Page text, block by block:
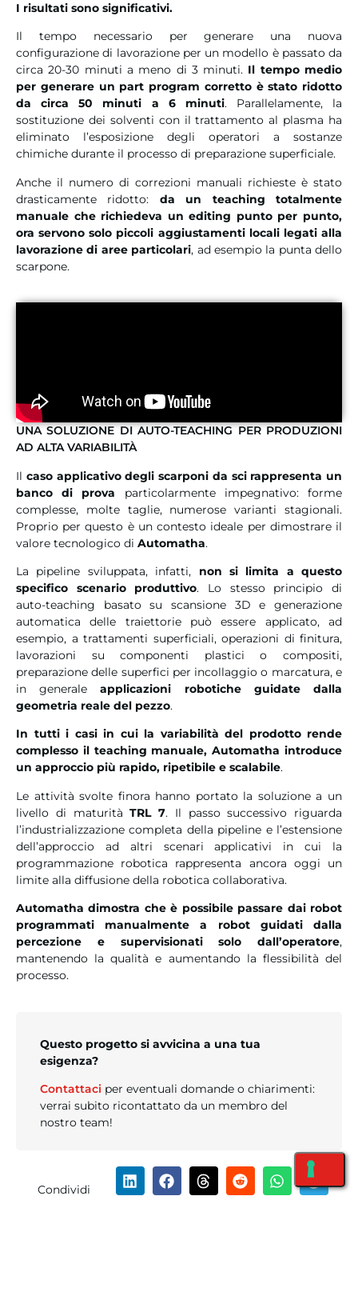
I risultati sono significativi.
Il tempo necessario per generare una nuova
configurazione di lavorazione per un modello è passato da
circa 20-30 minuti a meno di 3 minuti. Il tempo medio
per generare un part program corretto è stato ridotto
da circa 50 minuti a 6 minuti. Parallelamente, la
sostituzione dei solventi con il trattamento al plasma ha
eliminato l’esposizione degli operatori a sostanze
chimiche durante il processo di preparazione superficiale.
Anche il numero di correzioni manuali richieste è stato
drasticamente ridotto: da un teaching totalmente
manuale che richiedeva un editing punto per punto,
ora servono solo piccoli aggiustamenti locali legati alla
lavorazione di aree particolari, ad esempio la punta dello
scarpone.
UNA SOLUZIONE DI AUTO-TEACHING PER PRODUZIONI
AD ALTA VARIABILITÀ
Il caso applicativo degli scarponi da sci rappresenta un
banco di prova particolarmente impegnativo: forme
complesse, molte taglie, numerose varianti stagionali.
Proprio per questo è un contesto ideale per dimostrare il
valore tecnologico di Automatha.
La pipeline sviluppata, infatti, non si limita a questo
specifico scenario produttivo. Lo stesso principio di
auto-teaching basato su scansione 3D e generazione
automatica delle traiettorie può essere applicato, ad
esempio, a trattamenti superficiali, operazioni di finitura,
lavorazioni su componenti plastici o compositi,
preparazione delle superfici per incollaggio o marcatura, e
in generale applicazioni robotiche guidate dalla
geometria reale del pezzo.
In tutti i casi in cui la variabilità del prodotto rende
complesso il teaching manuale, Automatha introduce
un approccio più rapido, ripetibile e scalabile.
Le attività svolte finora hanno portato la soluzione a un
livello di maturitàTRL 7. Il passo successivo riguarda
l’industrializzazione completa della pipeline e l’estensione
dell’approccio ad altri scenari applicativi in cui la
programmazione robotica rappresenta ancora oggi un
limite alla diffusione della robotica collaborativa.
Automatha dimostra che è possibile passare dai robot
programmati manualmente a robot guidati dalla
percezione e supervisionati solo dall’operatore,
mantenendo la qualità e aumentando la flessibilità del
processo.
Questo progetto si avvicina a una tua
esigenza?
Contattaci per eventuali domande o chiarimenti:
verrai subito ricontattato da un membro del
nostro team!
Condividi